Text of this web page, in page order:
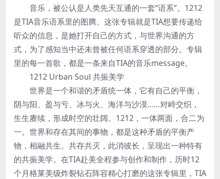
音乐，被公认是人类先天互通的一套“语系”。1212
是TIA音乐语系里的图腾。这张专辑就是TIA想要传递给
听众的信息，是她打开自己的方式，与世界沟通的方
式，为了感知当中还未曾被任何语系穿透的部分。专辑
里的每一首歌，都是一条来自TIA的音乐message。
1212 Urban Soul 共振美学
世界是一个和谐的矛盾统一体，它有自己的平衡，
阴与阳、盈与亏、冰与火、海洋与沙漠……对峙交织，
生生赓续，形成时空的壮阔。1212，一体两面，合二为
一。世界和存在其间的事物，都是这种矛盾的平衡产
物，相融共生。共存共灭，此消彼长，呈现出一种特有
的共振美学。在TIA赴美全程参与创作和制作，历时12
个月格莱美级炸裂钻石阵容精心打磨的这张专辑里，TIA